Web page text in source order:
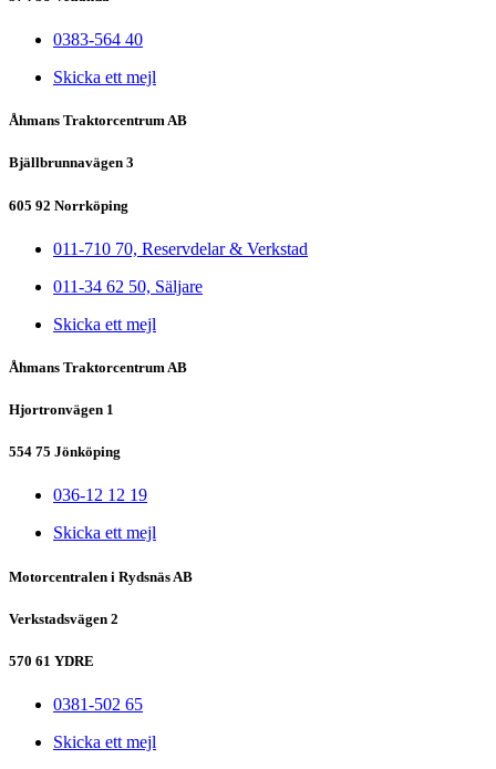
0383-564 40
Skicka ett mejl
Åhmans Traktorcentrum AB
Bjällbrunnavägen 3
605 92 Norrköping
011-710 70, Reservdelar & Verkstad
011-34 62 50, Säljare
Skicka ett mejl
Åhmans Traktorcentrum AB
Hjortronvägen 1
554 75 Jönköping
036-12 12 19
Skicka ett mejl
Motorcentralen i Rydsnäs AB
Verkstadsvägen 2
570 61 YDRE
0381-502 65
Skicka ett mejl